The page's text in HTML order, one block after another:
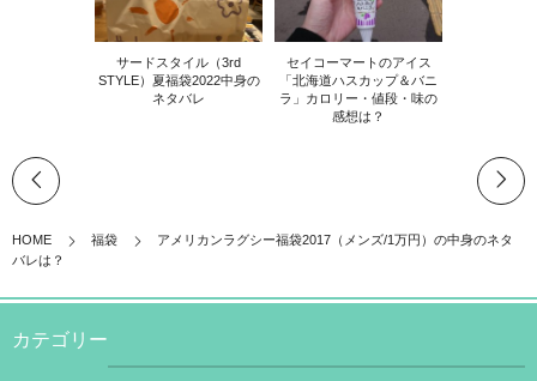
サードスタイル（3rd
STYLE）夏福袋2022中身の
ネタバレ
セイコーマートのアイス
「北海道ハスカップ＆バニ
ラ」カロリー・値段・味の
感想は？
HOME 福袋
アメリカンラグシー福袋2017（メンズ/1万円）の中身のネタ
バレは？
カテゴリー